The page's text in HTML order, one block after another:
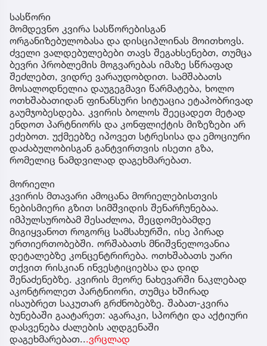
სასწორი
მომდევნო კვირა სასწორებისგან
ორგანიზებულობასა და დისციპლინას მოითხოვს.
ძველი ვალდებულებები თავს შეგახსენებთ, თუმცა
ბევრი პრობლემის მოგვარებას იმაზე სწრაფად
შეძლებთ, ვიდრე ვარაუდობდით. სამშაბათს
მოსალოდნელია დაუგეგმავი წარმატება, ხოლო
ოთხშაბათიდან ფინანსური სიტუაცია ეტაპობრივად
გაუმჯობესდება. კვირის ბოლოს შეეცადეთ მეტად
ენდოთ პარტნიორს და კონფლიქტის მიზეზები არ
ეძებოთ. უქმეებზე იპოვეთ სტრესისა და ემოციური
დაძაბულობისგან განტვირთვის ისეთი გზა,
რომელიც ნამდვილად დაგეხმარებათ.
მორიელი
კვირის მთავარი ამოცანა მორიელებისთვის
ნებისმიერი გზით სიმშვიდის შენარჩუნებაა.
იმპულსურობამ შესაძლოა, შეცდომებამდე
მიგიყვანოთ როგორც სამსახურში, ისე პირად
ურთიერთობებში. ორშაბათს მნიშვნელოვანია
დეტალებზე კონცენტრირება. ოთხშაბათს უარი
თქვით რისკიან ინვესტიციებსა და დიდ
შენაძენებზე. კვირის მეორე ნახევარში ნაკლებად
აკონტროლეთ პარტნიორი, თუმცა ხშირად
ისაუბრეთ საკუთარ გრძნობებზე. შაბათ-კვირა
ბუნებაში გაატარეთ: აგარაკი, სპორტი და აქტიური
დასვენება ძალების აღდგენაში
დაგეხმარებათ...ვრცლად